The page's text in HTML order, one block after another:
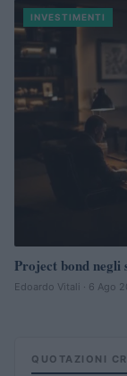
INVESTIMENTI
Project bond negli
Edoardo Vitali · 6 Ago
QUOTAZIONI